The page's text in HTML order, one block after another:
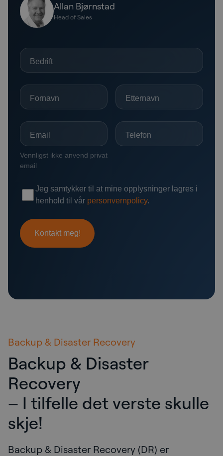
Allan Bjørnstad
Head of Sales
Backup & Disaster Recovery
Backup & Disaster
Recovery
– I tilfelle det verste skulle
skje!
Backup & Disaster Recovery (DR) er